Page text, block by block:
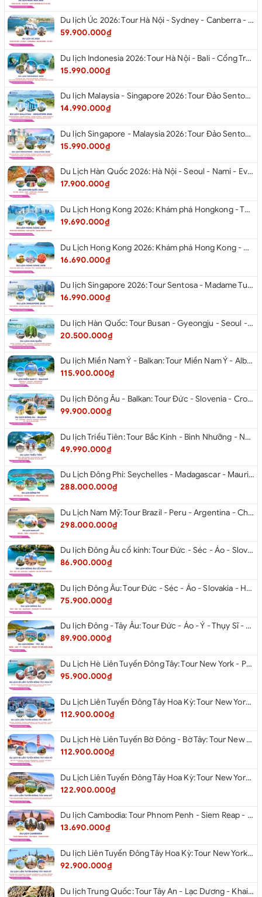
Du lịch Úc 2026: Tour Hà Nội - Sydney - Canberra - Melbourne - Hà Nội
59.900.000₫
Du lịch Indonesia 2026: Tour Hà Nội - Bali - Cổng Trời Lempuyang - Swings Bali - Ngắm hoàng hôn biển Jimbaran - Kelingking - Sống Lưng Khủng Long từ Hà Nội
15.990.000₫
Du lịch Malaysia - Singapore 2026: Tour Đảo Sentosa - Madame Tussause - Garden By The Bay - Thành Cổ Malacca - Thủ Đô Kualalumpur - Cao Nguyên Genting - New Putrajaya từ Hà Nội
14.990.000₫
Du lịch Singapore - Malaysia 2026: Tour Đảo Sentosa - Madame Tussauds - Garden By The Bay - Thành cổ Malacca - Thủ đô Kuala Lumpur - Cao nguyên Genting - New Putrajaya từ Hà Nội
15.990.000₫
Du Lịch Hàn Quốc 2026: Hà Nội - Seoul - Nami - Everland - Painter Show - Thư Viện Sách
17.900.000₫
Du Lịch Hong Kong 2026: Khám phá Hongkong - Thâm Quyến - Quảng Châu từ Hà Nội
19.690.000₫
Du Lịch Hong Kong 2026: Khám phá Hong Kong - Dingding Tram - Shopping Tour từ Hà Nội
16.690.000₫
Du lịch Singapore 2026: Tour Sentosa - Madame Tussauds - Garden By The Bay - Jewel từ Hà Nội
16.990.000₫
Du lịch Hàn Quốc: Tour Busan - Gyeongju - Seoul - Đảo Nami - Tàu Điện Ven Biển Haeundae - Cầu Kính Oryukdo - Làng Văn Hóa Huinnyeoul từ Hà Nội 2026
20.500.000₫
Du lịch Miền Nam Ý - Balkan: Tour Miền Nam Ý - Albania - Montenegro - Croatia - Slovenia từ Hà Nội 2026
115.900.000₫
Du lịch Đông Âu - Balkan: Tour Đức - Slovenia - Croatia - Hungary - Slovakia - Áo - Séc từ Hà Nội 2026
99.900.000₫
Du lịch Triều Tiên: Tour Bắc Kinh - Bình Nhưỡng - Núi Myohyang - Kaesong - Bàn Môn Điếm - Đan Đông từ Hà Nội 2026
49.990.000₫
Du Lịch Đông Phi: Seychelles - Madagascar - Mauritius 2026
288.000.000₫
Du Lịch Nam Mỹ: Tour Brazil - Peru - Argentina - Chile 2026
298.000.000₫
Du lịch Đông Âu cổ kính: Tour Đức - Séc - Áo - Slovakia - Hungary - Ba Lan từ Hà Nội 2026
86.900.000₫
Du lịch Đông Âu: Tour Đức - Séc - Áo - Slovakia - Hungary từ Hà Nội 2026
75.900.000₫
Du lịch Đông - Tây Âu: Tour Đức - Áo - Ý - Thụy Sĩ - Pháp từ Hà Nội 2026
89.900.000₫
Du Lịch Hè Liên Tuyến Đông Tây: Tour New York - Philadelphia - Delaware - Washington Dc - Las Vegas - Red Rock Canyon - Little Saigon - Santa Monica - Los Angeles - San Diego Từ Hà Nội 2026
95.900.000₫
Du Lịch Liên Tuyến Đông Tây Hoa Kỳ: Tour New York - Philadelphia - Delaware - Washington Dc - San Diego - Los Angeles - Las Vegas - Antelope Canyon (Hẻm Núi Linh Dương) - Horseshoe Bend - Monument - Page - Phoenix Từ Hà Nội 2026
112.900.000₫
Du Lịch Hè Liên Tuyến Bờ Đông - Bờ Tây: Tour New York - Philadelphia - Delaware - Washington Dc - Las Vegas - Los Angeles - Hollywood - San Diego - San Jose - San Francisco - Từ Hà Nội 2026
112.900.000₫
Du Lịch Liên Tuyến Đông Tây Hoa Kỳ: Tour New York - Boston - New Hampshire - Artist’s Bluff - Echo Lake Kancamagus Highway - White Mountains - Albany - Buffalo - Niagara Falls Corning - Washington Dc - Las Vegas - Red Rock Canyon - Los Angeles - San Diego Từ Hà Nội 2026
122.900.000₫
Du lịch Cambodia: Tour Phnom Penh - Siem Reap - Phnom Penh
13.690.000₫
Du lịch Liên Tuyến Đông Tây Hoa Kỳ: Tour New York - Philadelphia - Delaware - Washington D.C - Las Vegas - Red rock Canyon - Little Saigon - Santa Monica - Los Angeles - San Diego từ Hà Nội 2026
92.900.000₫
Du lịch Trung Quốc: Tour Tây An - Lạc Dương - Khai Phong từ Hà Nội 2026